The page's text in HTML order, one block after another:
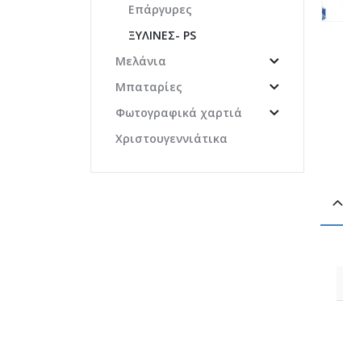
Επάργυρες
ΞΎΛΙΝΕΣ- PS
Μελάνια
Μπαταρίες
Φωτογραφικά χαρτιά
Χριστουγεννιάτικα